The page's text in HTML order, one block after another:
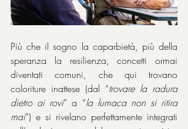
Più che il sogno la caparbietà, più della
speranza la resilienza, concetti ormai
diventati comuni, che qui trovano
coloriture inattese (dal “trovare la radura
dietro ai rovi” a “la lumaca non si ritira
mai”) e si rivelano perfettamente integrati